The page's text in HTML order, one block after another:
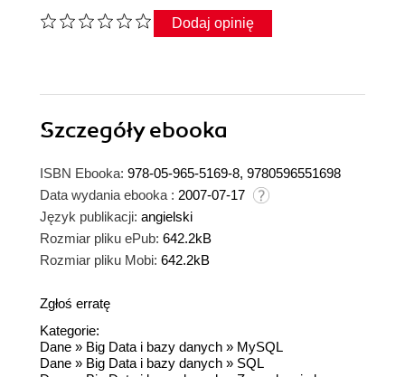
Dodaj opinię
Szczegółyebooka
ISBN Ebooka: 978-05-965-5169-8, 9780596551698
Data wydania ebooka : 2007-07-17
Język publikacji: angielski
Rozmiar pliku ePub: 642.2kB
Rozmiar pliku Mobi: 642.2kB
Zgłoś erratę
Kategorie:
Dane » Big Data i bazy danych » MySQL
Dane » Big Data i bazy danych » SQL